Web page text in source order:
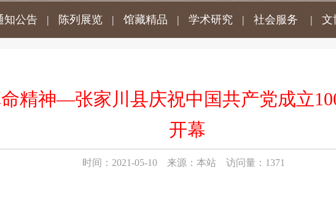
知公告| 陈列展览| 馆藏精品 | 学术研究 | 社会服务 | 文
精神—张家川县庆祝中国共产党成立
开幕
时间：2021-05-10 来源：本站 访问量：1371